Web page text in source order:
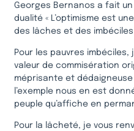
Georges Bernanos a fait
dualité « L’optimisme est
des lâches et des imbéciles
Pour les pauvres imbéciles,
valeur de commisération
méprisante et dédaigneuse
l’exemple nous en est
peuple qu’affiche en
Pour la lâcheté, je vous